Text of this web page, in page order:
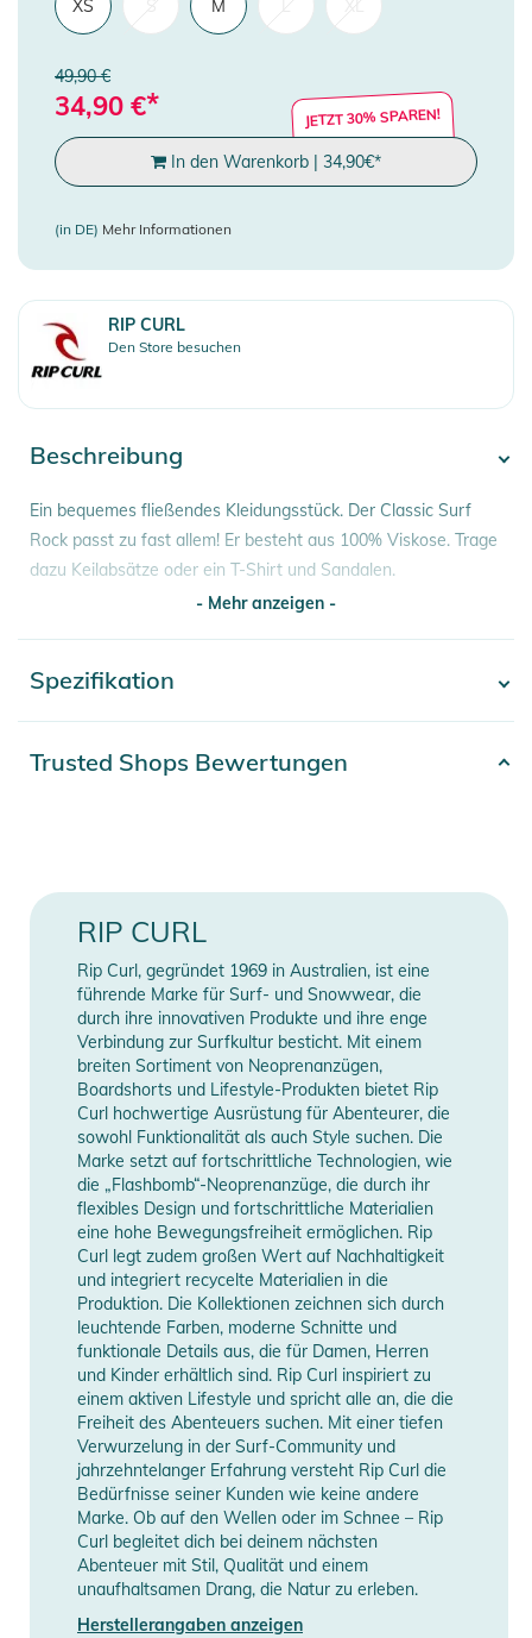
XS M
49,90 €
34,90 €* JETZT 30% SPAREN!
In den Warenkorb | 34,90€*
(in DE) Mehr Informationen
RIP CURL
Den Store besuchen
Beschreibung
Ein bequemes fließendes Kleidungsstück. Der Classic Surf
Rock passt zu fast allem! Er besteht aus 100% Viskose. Trage
dazu Keilabsätze oder ein T-Shirt und Sandalen.
- Relaxed fit
- Midi length
- Smocked back waistband
Sicherheitshinweise
Gebrauchsanweisungen, Sicherheitshinweise und Warnungen
finden Sie direkt am Produkt.
- Mehr anzeigen -
Spezifikation
Material 100% Viskose
Manufacturer
Information
Herstellerangaben
anzeigen
Trusted Shops Bewertungen
RIP CURL
Rip Curl, gegründet 1969 in Australien, ist eine
führende Marke für Surf- und Snowwear, die
durch ihre innovativen Produkte und ihre enge
Verbindung zur Surfkultur besticht. Mit einem
breiten Sortiment von Neoprenanzügen,
Boardshorts und Lifestyle-Produkten bietet Rip
Curl hochwertige Ausrüstung für Abenteurer, die
sowohl Funktionalität als auch Style suchen. Die
Marke setzt auf fortschrittliche Technologien, wie
die „Flashbomb“-Neoprenanzüge, die durch ihr
flexibles Design und fortschrittliche Materialien
eine hohe Bewegungsfreiheit ermöglichen. Rip
Curl legt zudem großen Wert auf Nachhaltigkeit
und integriert recycelte Materialien in die
Produktion. Die Kollektionen zeichnen sich durch
leuchtende Farben, moderne Schnitte und
funktionale Details aus, die für Damen, Herren
und Kinder erhältlich sind. Rip Curl inspiriert zu
einem aktiven Lifestyle und spricht alle an, die die
Freiheit des Abenteuers suchen. Mit einer tiefen
Verwurzelung in der Surf-Community und
jahrzehntelanger Erfahrung versteht Rip Curl die
Bedürfnisse seiner Kunden wie keine andere
Marke. Ob auf den Wellen oder im Schnee – Rip
Curl begleitet dich bei deinem nächsten
Abenteuer mit Stil, Qualität und einem
unaufhaltsamen Drang, die Natur zu erleben.
Herstellerangaben anzeigen